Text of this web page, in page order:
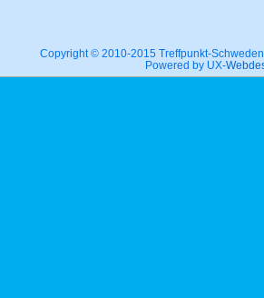
Copyright © 2010-2015 Treffpunkt-
Powered by UX-